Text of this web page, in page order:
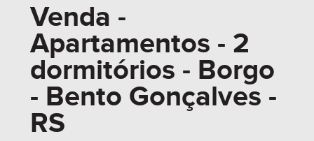
Venda -
Apartamentos - 2
dormitórios - Borgo
- Bento Gonçalves -
RS